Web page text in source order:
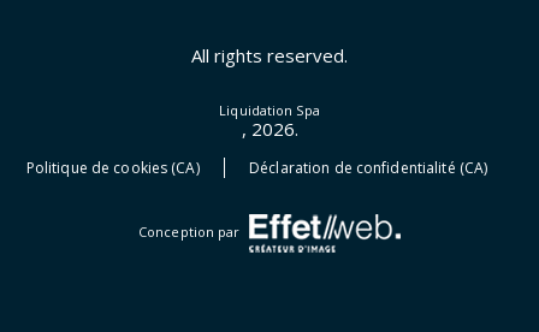
All rights reserved.
Liquidation Spa
, 2026.
Politique de cookies (CA) Déclaration de confidentialité (CA)
Conception par